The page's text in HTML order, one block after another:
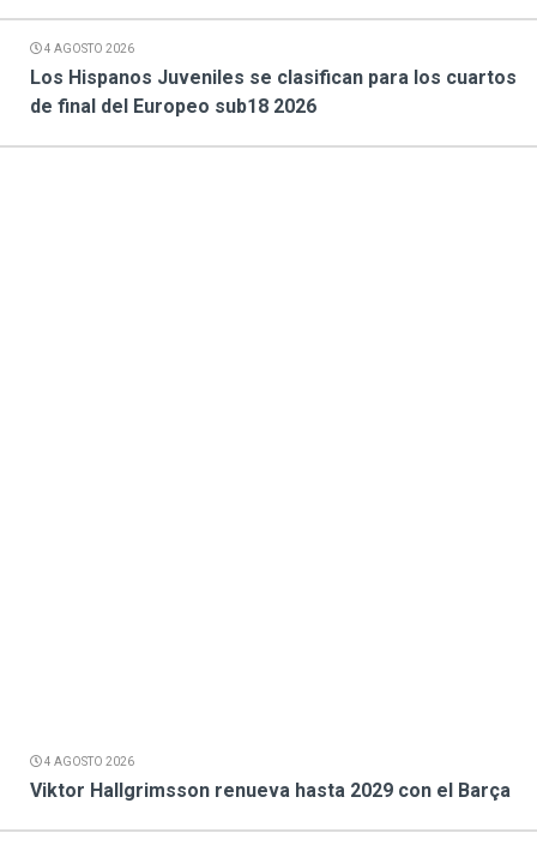
4 AGOSTO 2026
Los Hispanos Juveniles se clasifican para los cuartos
de final del Europeo sub18 2026
4 AGOSTO 2026
Viktor Hallgrimsson renueva hasta 2029 con el Barça